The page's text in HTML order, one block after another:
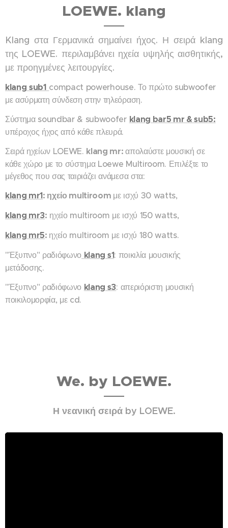
LOEWE. klang
Klang στα Γερμανικά σημαίνει ήχος. Η σειρά klang
της LOEWE. περιλαμβάνει ηχεία υψηλής αισθητικής,
με προηγμένες λειτουργίες.
klang sub1 compact powerhouse. Το πρώτο subwoofer
με ασύρματη σύνδεση στην τηλεόραση.
Σύστημα soundbar & subwoofer klang bar5 mr & sub5:
υπέροχος ήχος από κάθε πλευρά.
Σειρά ηχείων LOEWE. klang mr:απολαύστε μουσική σε
κάθε χώρο με το σύστημα Loewe Multiroom. Επιλέξτε το
μέγεθος που σας ταιριάζει ανάμεσα στα:
klang mr1: ηχείο multiroom με ισχύ 30 watts,
klang mr3: ηχείο multiroom με ισχύ 150 watts,
klang mr5: ηχείο multiroom με ισχύ 180 watts.
"Έξυπνο" ραδιόφωνο klang s1: ποικιλία μουσικής
μετάδοσης.
"Έξυπνο" ραδιόφωνο klang s3: απεριόριστη μουσική
ποικιλομορφία, με cd.
We. by LOEWE.
Η νεανική σειρά by LOEWE.